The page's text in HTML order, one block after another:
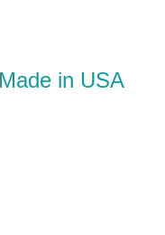
in USA